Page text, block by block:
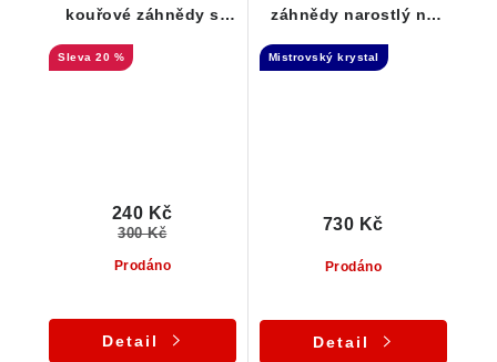
kouřové záhnědy s
20 %
Prodáno
240 Kč
300 Kč
Detail
záhnědy narostlý na
Mistrovský krystal
Prodáno
730 Kč
Detail